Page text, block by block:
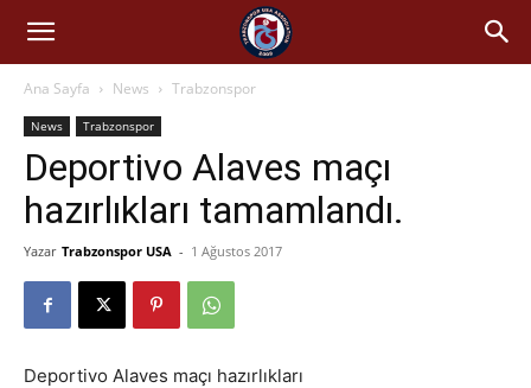
Ana Sayfa News Trabzonspor
News Trabzonspor
Deportivo Alaves maçı
hazırlıkları tamamlandı.
Yazar Trabzonspor USA - 1 Ağustos 2017
Deportivo Alaves maçı hazırlıkları